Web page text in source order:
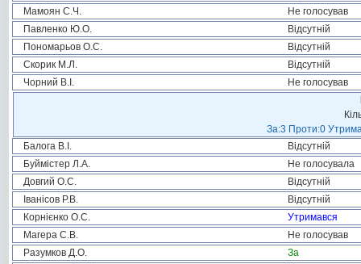
Мамоян С.Ч.
Не голосував
Павленко Ю.О.
Відсутній
Пономарьов О.С.
Відсутній
Скорик М.Л.
Відсутній
Чорний В.І.
Не голосував
За:3 Проти:0
Балога В.І.
Відсутній
Буймістер Л.А.
Не голосувала
Довгий О.С.
Відсутній
Іванісов Р.В.
Відсутній
Корнієнко О.С.
Утримався
Магера С.В.
Не голосував
Разумков Д.О.
За